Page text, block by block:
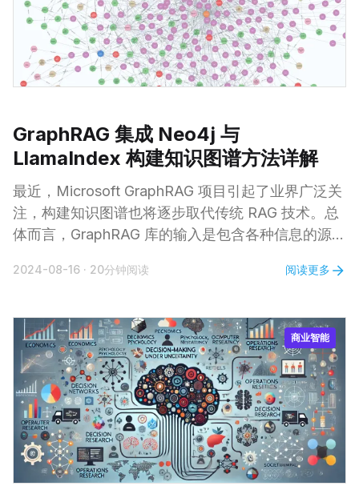
统上的用户提供一致的操作体验。 另外，有网友发
现 Claude Artifacts
GraphRAG 集成 Neo4j 与
LlamaIndex 构建知识图谱方法详解
最近，Microsoft GraphRAG 项目引起了业界广泛关
注，构建知识图谱也将逐步取代传统 RAG 技术。总
体而言，GraphRAG 库的输入是包含各种信息的源文
中提取出文档中出现的实体及其关系的结构化信息。
构建完成后，GraphRAG 库结合了图算法（特别是
Leiden 社区检测算法）和 LLM 提示生成自然语言摘
要，描述图谱中发现的实体和关系社区。 在本篇文
章中，我们将把 GraphRAG 库的输出存储在 Neo4j
2024-08-16 · 20分钟阅读 阅读更多
商业智能